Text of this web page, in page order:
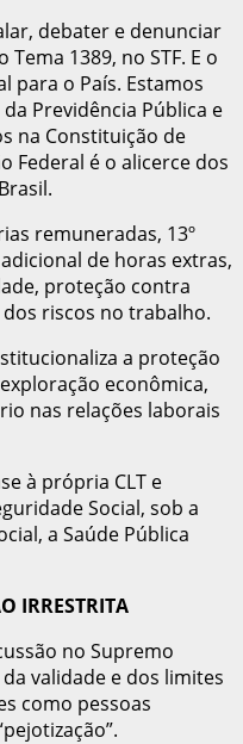
debater e denunciar
1389, no STF. E o
para o País. Estamos
Previdência Pública e
na Constituição de
Federal é o alicerce dos
remuneradas, 13º
de horas extras,
proteção contra
riscos no trabalho.
a proteção
econômica,
nas relações laborais
à própria CLT e
Social, sob a
a Saúde Pública
IRRESTRITA
no Supremo
validade e dos limites
como pessoas